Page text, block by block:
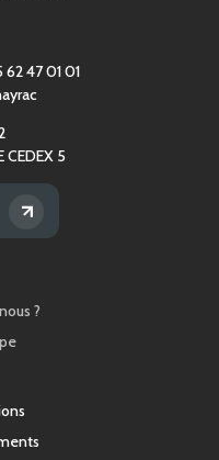
47 01 01
CEDEX 5
?